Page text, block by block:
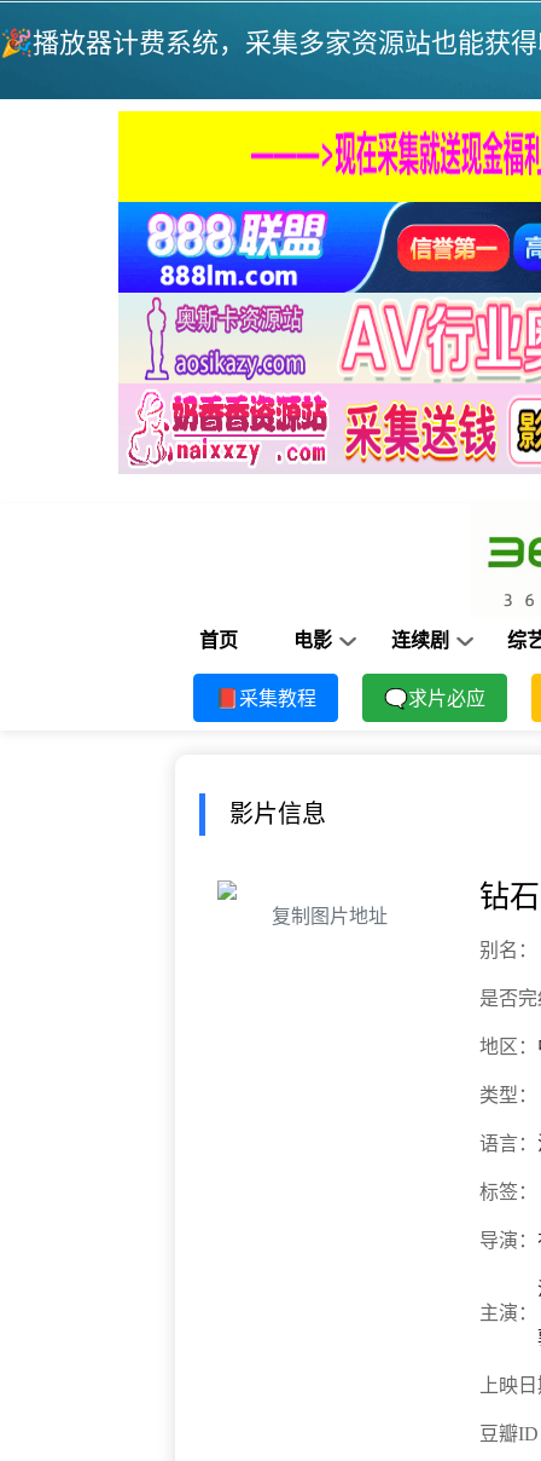
🎉播放器计费系统，采集多家资源站也能获
首页 电影 连续剧 综
📕采集教程 🗨求片必应
影片信息
复制图片地址
钻
别名：
是否
地区：
类型：
语言：
标签：
导演：
主演：
上映
豆瓣